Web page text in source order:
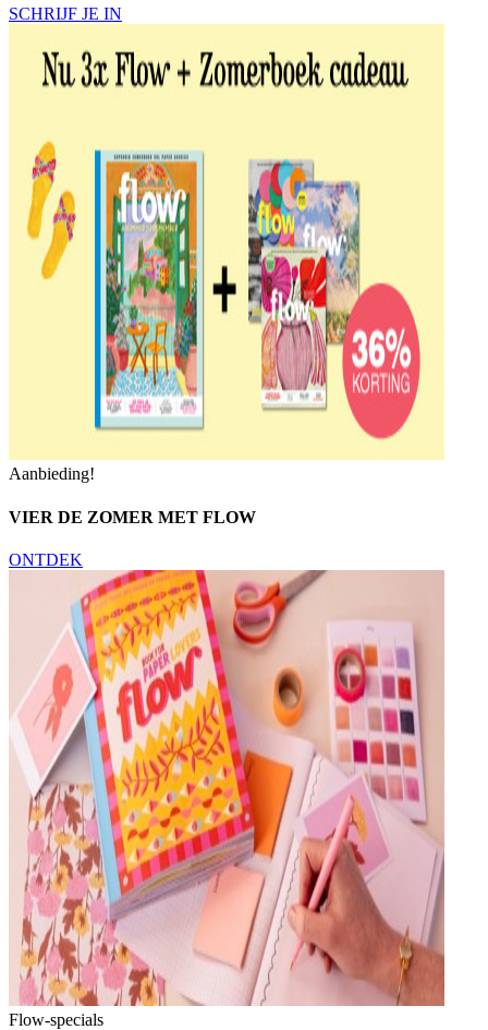
SCHRIJF JE IN
Aanbieding!
VIER DE ZOMER MET FLOW
ONTDEK
Flow-specials